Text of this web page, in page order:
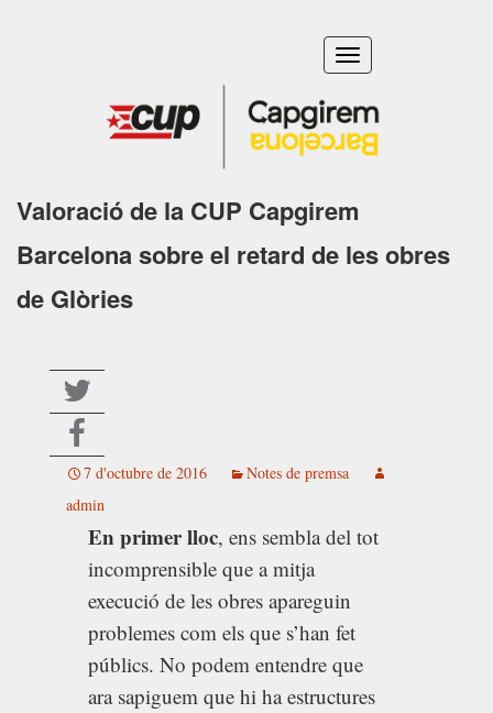
Toggle
navigation
Valoració de la CUP Capgirem
Barcelona sobre el retard de les obres
de Glòries
7 d'octubre de 2016
Notes de premsa
admin
En primer lloc, ens sembla del tot
incomprensible que a mitja
execució de les obres apareguin
problemes com els que s’han fet
públics. No podem entendre que
ara sapiguem que hi ha estructures